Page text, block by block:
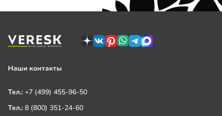
Наши контакты
Тел.: +7 (499) 455-96-50
Тел.: 8 (800) 351-24-60